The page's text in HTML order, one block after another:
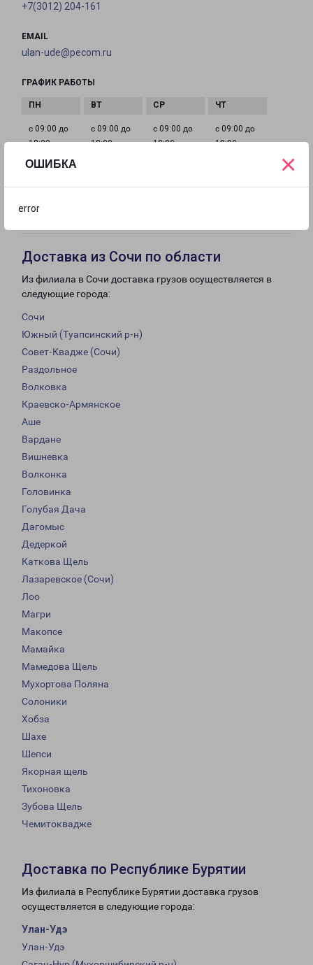
ОШИБКА
error
×
+7(3012) 204-161
EMAIL
ulan-ude@pecom.ru
ГРАФИК РАБОТЫ
с 09:00 до
18:00
с 09:00 до
18:00
с 09:00 до
18:00
с 09:00 до
18:00
с 09:00 до
18:00
с 10:00 до
Выходной
Доставка из Сочи по области
Из филиала в Сочи доставка грузов осуществляется в
следующие города:
Сочи
Южный (Туапсинский р-н)
Совет-Квадже (Сочи)
Раздольное
Волковка
Краевско-Армянское
Аше
Вардане
Вишневка
Волконка
Головинка
Голубая Дача
Дагомыс
Дедеркой
Каткова Щель
Лазаревское (Сочи)
Лоо
Магри
Макопсе
Мамайка
Мамедова Щель
Мухортова Поляна
Солоники
Хобза
Шахе
Шепси
Якорная щель
Тихоновка
Зубова Щель
Чемитоквадже
Доставка по Республике Бурятии
Из филиала в Республике Бурятии доставка грузов
осуществляется в следующие города:
Улан-Удэ
Улан-Удэ